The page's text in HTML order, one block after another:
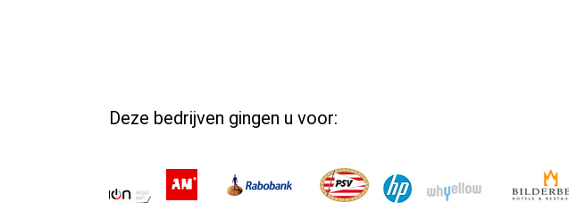
Deze bedrijven gingen u voor: